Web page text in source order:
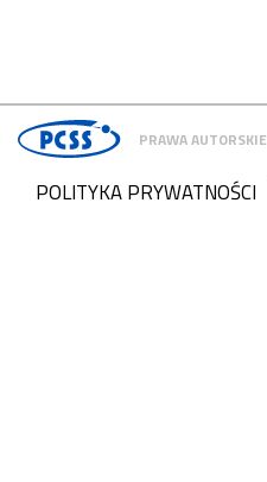
PRAWA AUTORSKIE
POLITYKA PRYWATNOŚCI